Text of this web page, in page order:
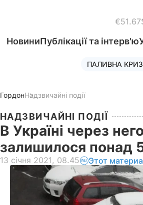
€51.67
НовиниПублікації та інтерв'ю
ПАЛИВНА
ГордонНадзвичайні події
НАДЗВИЧАЙНІ ПОДІЇ
В Україні через
залишилося понад
13 січня 2021, 08.45 Этот